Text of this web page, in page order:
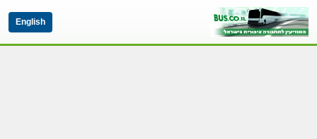
English